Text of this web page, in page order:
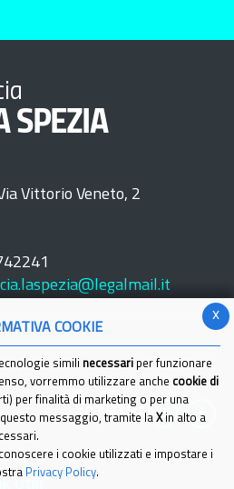
SPEZIA
Vittorio Veneto, 2
Seguici su:
x
COOKIE
simili necessari per funzionare
vorremmo utilizzare anche cookie di
per finalità di marketing o per una
questo messaggio, tramite la Xin alto a
i cookie utilizzati e impostare i
Privacy Policy.